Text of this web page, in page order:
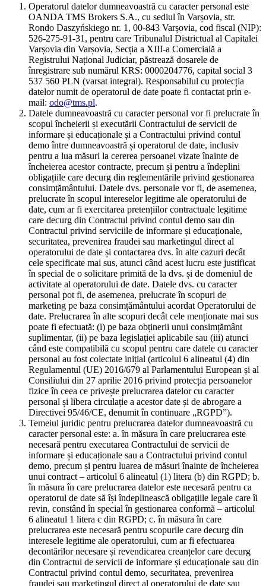
Operatorul datelor dumneavoastră cu caracter personal este
OANDA TMS Brokers S.A., cu sediul în Varșovia, str.
Rondo Daszyńskiego nr. 1, 00-843 Varșovia, cod fiscal (NIP):
526-275-91-31, pentru care Tribunalul Districtual al Capitalei
Varșovia din Varșovia, Secția a XIII-a Comercială a
Registrului Național Judiciar, păstrează dosarele de
înregistrare sub numărul KRS: 0000204776, capital social 3
537 560 PLN (varsat integral). Responsabilul cu protecția
datelor numit de operatorul de date poate fi contactat prin e-
mail: odo@tms.pl.
Datele dumneavoastră cu caracter personal vor fi prelucrate în
scopul încheierii și executării Contractului de servicii de
informare și educaționale și a Contractului privind contul
demo între dumneavoastră și operatorul de date, inclusiv
pentru a lua măsuri la cererea persoanei vizate înainte de
încheierea acestor contracte, precum și pentru a îndeplini
obligațiile care decurg din reglementările privind gestionarea
consimțământului. Datele dvs. personale vor fi, de asemenea,
prelucrate în scopul intereselor legitime ale operatorului de
date, cum ar fi exercitarea pretențiilor contractuale legitime
care decurg din Contractul privind contul demo sau din
Contractul privind serviciile de informare și educaționale,
securitatea, prevenirea fraudei sau marketingul direct al
operatorului de date și contactarea dvs. în alte cazuri decât
cele specificate mai sus, atunci când acest lucru este justificat
în special de o solicitare primită de la dvs. și de domeniul de
activitate al operatorului de date. Datele dvs. cu caracter
personal pot fi, de asemenea, prelucrate în scopuri de
marketing pe baza consimțământului acordat Operatorului de
date. Prelucrarea în alte scopuri decât cele menționate mai sus
poate fi efectuată: (i) pe baza obținerii unui consimțământ
suplimentar, (ii) pe baza legislației aplicabile sau (iii) atunci
când este compatibilă cu scopul pentru care datele cu caracter
personal au fost colectate inițial (articolul 6 alineatul (4) din
Regulamentul (UE) 2016/679 al Parlamentului European și al
Consiliului din 27 aprilie 2016 privind protecția persoanelor
fizice în ceea ce privește prelucrarea datelor cu caracter
personal și libera circulație a acestor date și de abrogare a
Directivei 95/46/CE, denumit în continuare „RGPD”).
Temeiul juridic pentru prelucrarea datelor dumneavoastră cu
caracter personal este: a. în măsura în care prelucrarea este
necesară pentru executarea Contractului de servicii de
informare și educaționale sau a Contractului privind contul
demo, precum și pentru luarea de măsuri înainte de încheierea
unui contract – articolul 6 alineatul (1) litera (b) din RGPD; b.
în măsura în care prelucrarea datelor este necesară pentru ca
operatorul de date să își îndeplinească obligațiile legale care îi
revin, constând în special în gestionarea conformă – articolul
6 alineatul 1 litera c din RGPD; c. în măsura în care
prelucrarea este necesară pentru scopurile care decurg din
interesele legitime ale operatorului, cum ar fi efectuarea
decontărilor necesare și revendicarea creanțelor care decurg
din Contractul de servicii de informare și educaționale sau din
Contractul privind contul demo, securitatea, prevenirea
fraudei sau marketingul direct al operatorului de date sau